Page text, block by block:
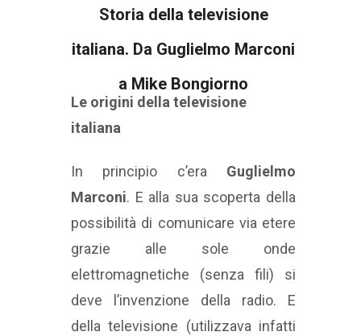
Storia della televisione
italiana. Da Guglielmo Marconi
a Mike Bongiorno
Le origini della televisione
italiana
In principio c’era Guglielmo
Marconi. E alla sua scoperta della
possibilità di comunicare via etere
grazie alle sole onde
elettromagnetiche (senza fili) si
deve l’invenzione della radio. E
della televisione (utilizzava infatti